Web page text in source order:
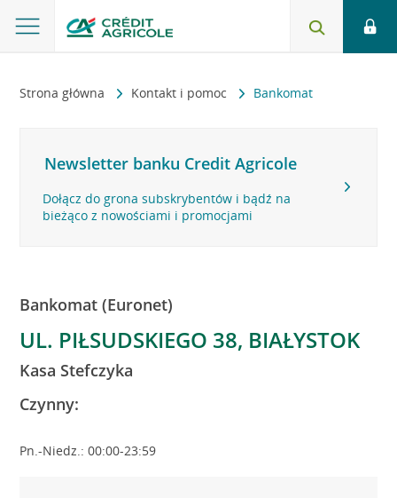
Strona główna Kontakt i pomoc Bankomat
Newsletter banku Credit Agricole
Dołącz do grona subskrybentów i bądź na
bieżąco z nowościami i promocjami
Bankomat (Euronet)
UL. PIŁSUDSKIEGO 38, BIAŁYSTOK
Kasa Stefczyka
Czynny:
Pn.-Niedz.: 00:00-23:59